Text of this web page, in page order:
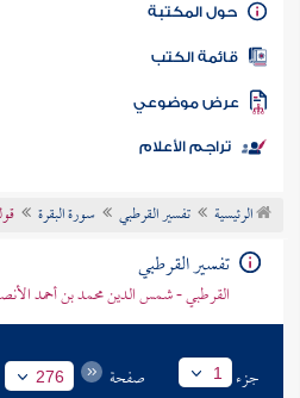
كتاب الأمة
المكتبة
الكتب
موضوعي
تراجم الأعلام
الرئيسية تفسير القرطبي سورة البقرة
تفسير القرطبي
القرطبي - شمس الدين محمد بن أحمد
جزء 1 صفحة 276